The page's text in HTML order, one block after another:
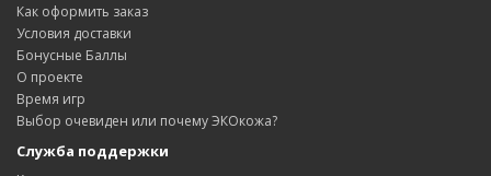
Как оформить заказ
Условия доставки
Бонусные Баллы
О проекте
Время игр
Выбор очевиден или почему ЭКОкожа?
Служба поддержки